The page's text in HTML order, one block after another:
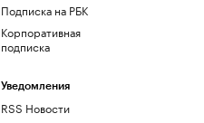
Подписка на РБК
Корпоративная
подписка
Уведомления
RSS Новости